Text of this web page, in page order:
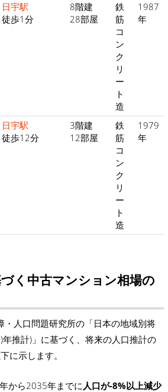
日宇駅
徒歩1分
8階建
28部屋
鉄
筋
コ
ン
ク
リ
ー
ト
造
1987
年
日宇駅
徒歩12分
3階建
12部屋
鉄
筋
コ
ン
ク
リ
ー
ト
造
1979
年
く中古マンション相場の
・人口問題研究所の「日本の地域別将
推計)」に基づく、将来の人口推計の
に示します。
から2035年までに 人口が-8%以上減少